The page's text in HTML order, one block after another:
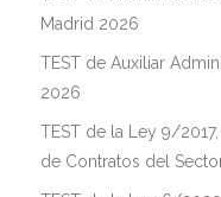
Madrid 2026
TEST de Auxiliar
2026
TEST de la Ley 9/
de Contratos del